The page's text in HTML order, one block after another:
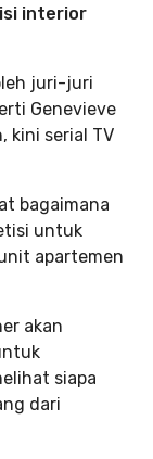
interior
juri-juri
Genevieve
kini serial TV
bagaimana
untuk
apartemen
akan
siapa
dari